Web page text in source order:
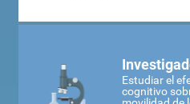
Estudiar el
cognitivo